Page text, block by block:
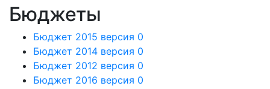
Бюджеты
Бюджет 2015 версия 0
Бюджет 2014 версия 0
Бюджет 2012 версия 0
Бюджет 2016 версия 0